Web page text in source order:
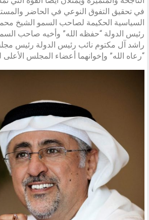
في تحقيق التفوق النوعي في الحاضر
السياسية الحكيمة لصاحب السمو الشيخ
رئيس الدولة “حفظه الله” وأخيه صاحب
راشد آل مكتوم نائب رئيس الدولة رئيس
“رعاه الله” وإخوانهما أعضاء المجلس الأعلى